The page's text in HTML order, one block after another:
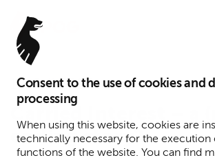
Consent to the use of cookies and
processing
When using this website, cookies are
technically necessary for the execution
functions of the website. You can find
19. Juli 2024
ending story?